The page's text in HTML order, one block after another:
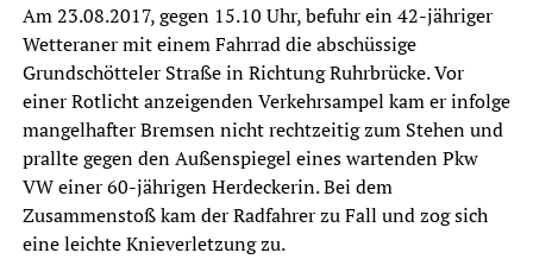
Am 23.08.2017, gegen 15.10 Uhr, befuhr ein 42-jähriger
Wetteraner mit einem Fahrrad die abschüssige
Grundschötteler Straße in Richtung Ruhrbrücke. Vor
einer Rotlicht anzeigenden Verkehrsampel kam er infolge
mangelhafter Bremsen nicht rechtzeitig zum Stehen und
prallte gegen den Außenspiegel eines wartenden Pkw
VW einer 60-jährigen Herdeckerin. Bei dem
Zusammenstoß kam der Radfahrer zu Fall und zog sich
eine leichte Knieverletzung zu.